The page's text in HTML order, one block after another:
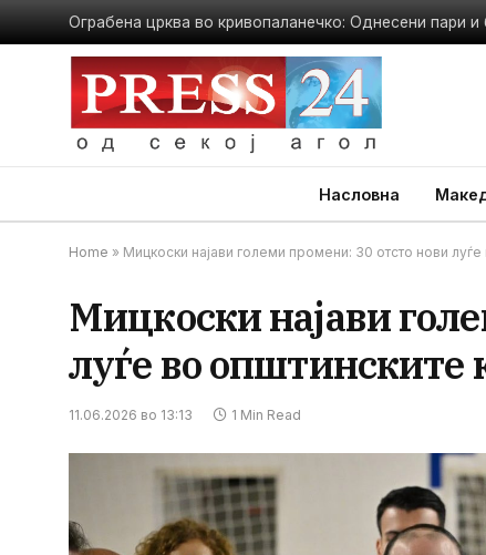
Ограбена црква во кривопаланечко: Однесени пари и
Насловна
Home » Мицкоски најави големи промени: 30 отсто нови
Мицкоски најави
луѓе во
11.06.2026 во 13:13 1 Min Read